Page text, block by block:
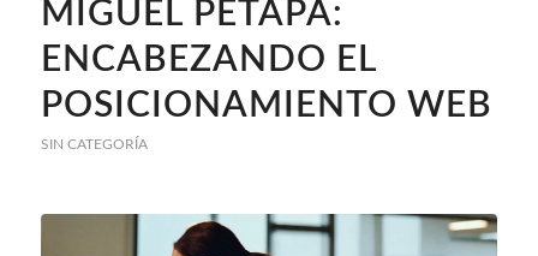
MIGUEL PETAPA:
ENCABEZANDO EL
POSICIONAMIENTO WEB
SIN CATEGORÍA